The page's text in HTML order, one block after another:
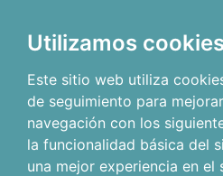
Utilizamos cookies
Este sitio web utiliza
de seguimiento para
navegación con los
la funcionalidad básica del
una mejor experiencia en el